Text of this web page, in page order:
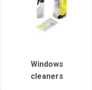
Windows
cleaners